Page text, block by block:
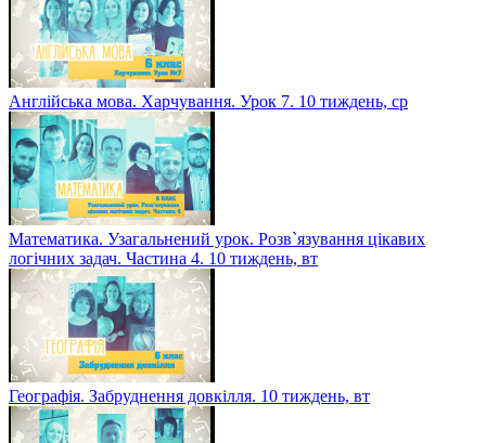
Англійська мова. Харчування. Урок 7. 10 тиждень, ср
Математика. Узагальнений урок. Розв`язування цікавих
логічних задач. Частина 4. 10 тиждень, вт
Географія. Забруднення довкілля. 10 тиждень, вт